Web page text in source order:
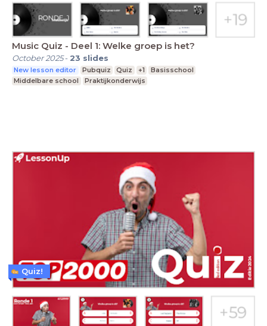
Music Quiz - Deel 1: Welke groep is het?
October 2025- 23 slides
New lesson editor Pubquiz Quiz +1
Basisschool
Middelbare school
Praktijkonderwijs
Quiz!